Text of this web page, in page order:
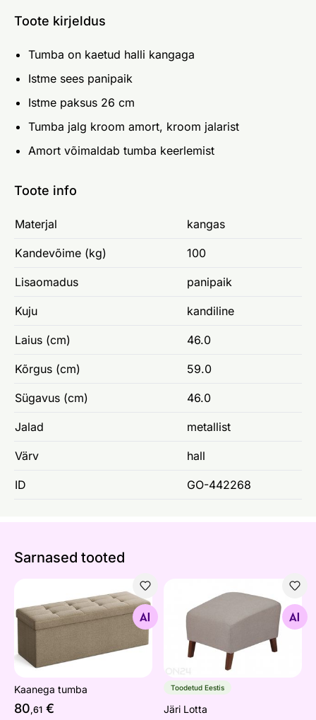
Toote kirjeldus
Tumba on kaetud halli kangaga
Istme sees panipaik
Istme paksus 26 cm
Tumba jalg kroom amort, kroom jalarist
Amort võimaldab tumba keerlemist
Toote info
Materjal kangas
Kandevõime (kg) 100
Lisaomadus panipaik
Kuju kandiline
Laius (cm) 46.0
Kõrgus (cm) 59.0
Sügavus (cm) 46.0
Jalad metallist
Värv hall
ID GO-442268
Sarnased tooted
Kaanega tumba
Otsi sarnaseid
Kaanega tumba
80,61 €
Järi Lotta
Otsi sarnaseid
Toodetud Eestis
Järi Lotta